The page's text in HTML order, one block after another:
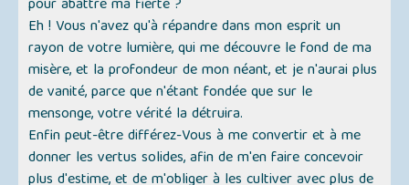
pour abattre ma fierté ?
Eh ! Vous n'avez qu'à répandre dans mon esprit un
rayon de votre lumière, qui me découvre le fond de ma
misère, et la profondeur de mon néant, et je n'aurai plus
de vanité, parce que n'étant fondée que sur le
mensonge, votre vérité la détruira.
Enfin peut-être différez-Vous à me convertir et à me
donner les vertus solides, afin de m'en faire concevoir